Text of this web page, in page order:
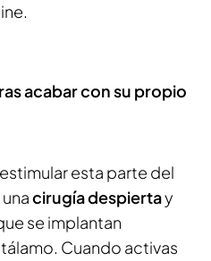
acabar con su propio
esta parte del
cirugía despiertay
se implantan
Cuando activas